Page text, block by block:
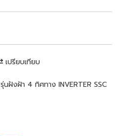
เปรียบเทียบ
รุ่นฝังฝ้า 4 ทิศทาง INVERTER SSC